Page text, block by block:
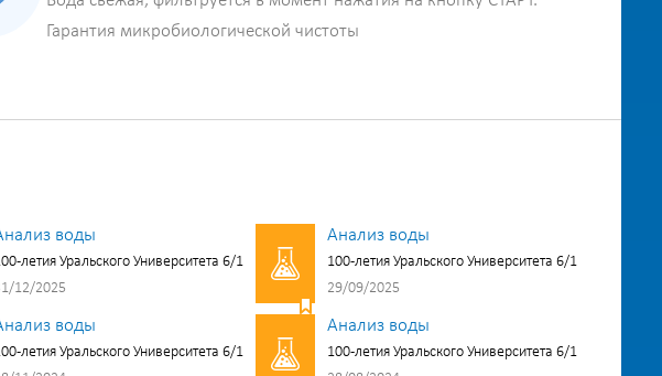
Гарантия микробиологической чистоты
воды
летия Уральского Университета 6/1
12/2025
Анализ воды
100-летия Уральского Университета 6/1
29/09/2025
воды
летия Уральского Университета 6/1
Анализ воды
100-летия Уральского Университета 6/1